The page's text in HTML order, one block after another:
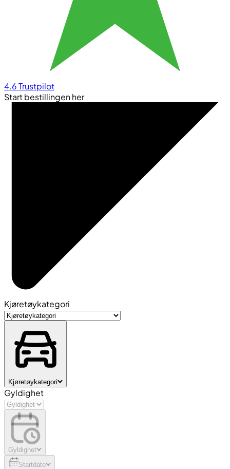
4.6Trustpilot
Start bestillingen her
Kjøretøykategori
Kjøretøykategori
Gyldighet
Gyldighet
Startdato